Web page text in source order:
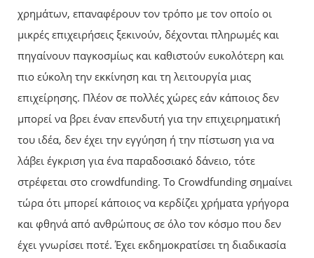
χρημάτων, επαναφέρουν τον τρόπο με τον οποίο οι
μικρές επιχειρήσεις ξεκινούν, δέχονται πληρωμές και
πηγαίνουν παγκοσμίως και καθιστούν ευκολότερη και
πιο εύκολη την εκκίνηση και τη λειτουργία μιας
επιχείρησης. Πλέον σε πολλές χώρες εάν κάποιος δεν
μπορεί να βρει έναν επενδυτή για την επιχειρηματική
του ιδέα, δεν έχει την εγγύηση ή την πίστωση για να
λάβει έγκριση για ένα παραδοσιακό δάνειο, τότε
στρέφεται στο crowdfunding. Το Crowdfunding σημαίνει
τώρα ότι μπορεί κάποιος να κερδίζει χρήματα γρήγορα
και φθηνά από ανθρώπους σε όλο τον κόσμο που δεν
έχει γνωρίσει ποτέ. Έχει εκδημοκρατίσει τη διαδικασία